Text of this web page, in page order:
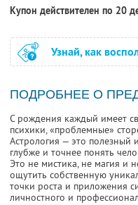
Купон действителен по 20
Узнай, как
ПОДРОБНЕЕ О
С рождения каждый имеет
психики, «проблемные»
Астрология — это полезный
глубже и точнее понять
Это не мистика, не магия и
ощутить собственную
точки роста и приложения
личностного и